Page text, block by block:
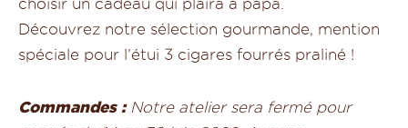
choisir un cadeau qui plaira à papa.
Découvrez notre sélection gourmande, mention
spéciale pour l’étui 3 cigares fourrés praliné !
Commandes :Notre atelier sera fermé pour